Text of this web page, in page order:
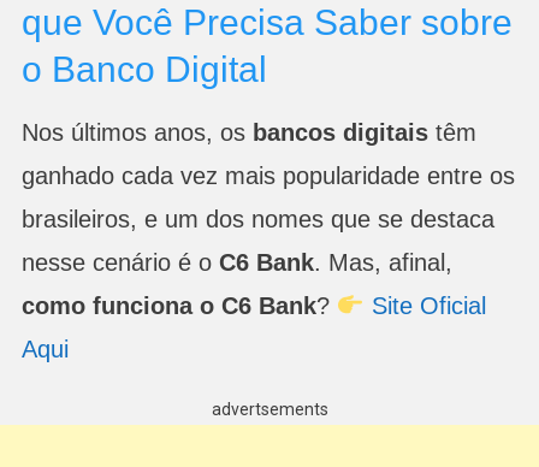
que Você Precisa Saber sobre
o Banco Digital
Nos últimos anos, os bancos digitaistêm
ganhado cada vez mais popularidade entre os
brasileiros, e um dos nomes que se destaca
nesse cenário é o C6 Bank. Mas, afinal,
como funciona o C6 Bank?
Site Oficial
Aqui
advertsements